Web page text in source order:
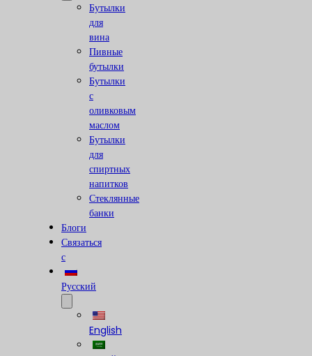
Бутылки
для
вина
Пивные
бутылки
Бутылки
с
оливковым
маслом
Бутылки
для
спиртных
напитков
Стеклянные
банки
Блоги
Связаться
с
Русский
English